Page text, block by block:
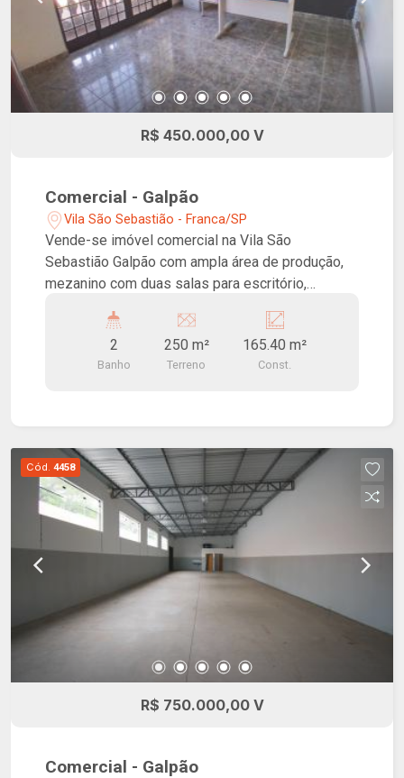
R$ 450.000,00 V
Comercial - Galpão
Vila São Sebastião - Franca/SP
Vende-se imóvel comercial na Vila São
Sebastião Galpão com ampla área de produção,
mezanino com duas salas para escritório,
2
Banho
250 m²
Terreno
165.40 m²
Const.
Cód. 4458
R$ 750.000,00 V
Comercial - Galpão